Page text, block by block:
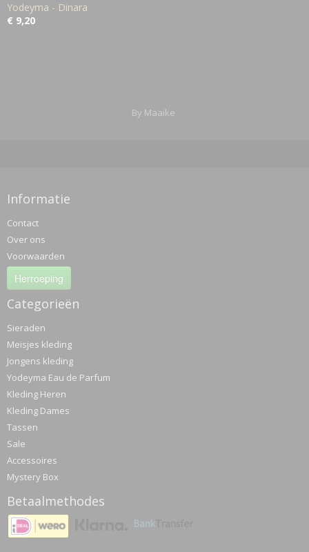
Yodeyma - Dinara
€ 9,20
By Maaike
Informatie
Contact
Over ons
Voorwaarden
Herroeping
Categorieën
Sieraden
Meisjes kleding
Jongens kleding
Yodeyma Eau de Parfum
Kleding Heren
Kleding Dames
Tassen
Sale
Accessoires
Mystery Box
Betaalmethodes